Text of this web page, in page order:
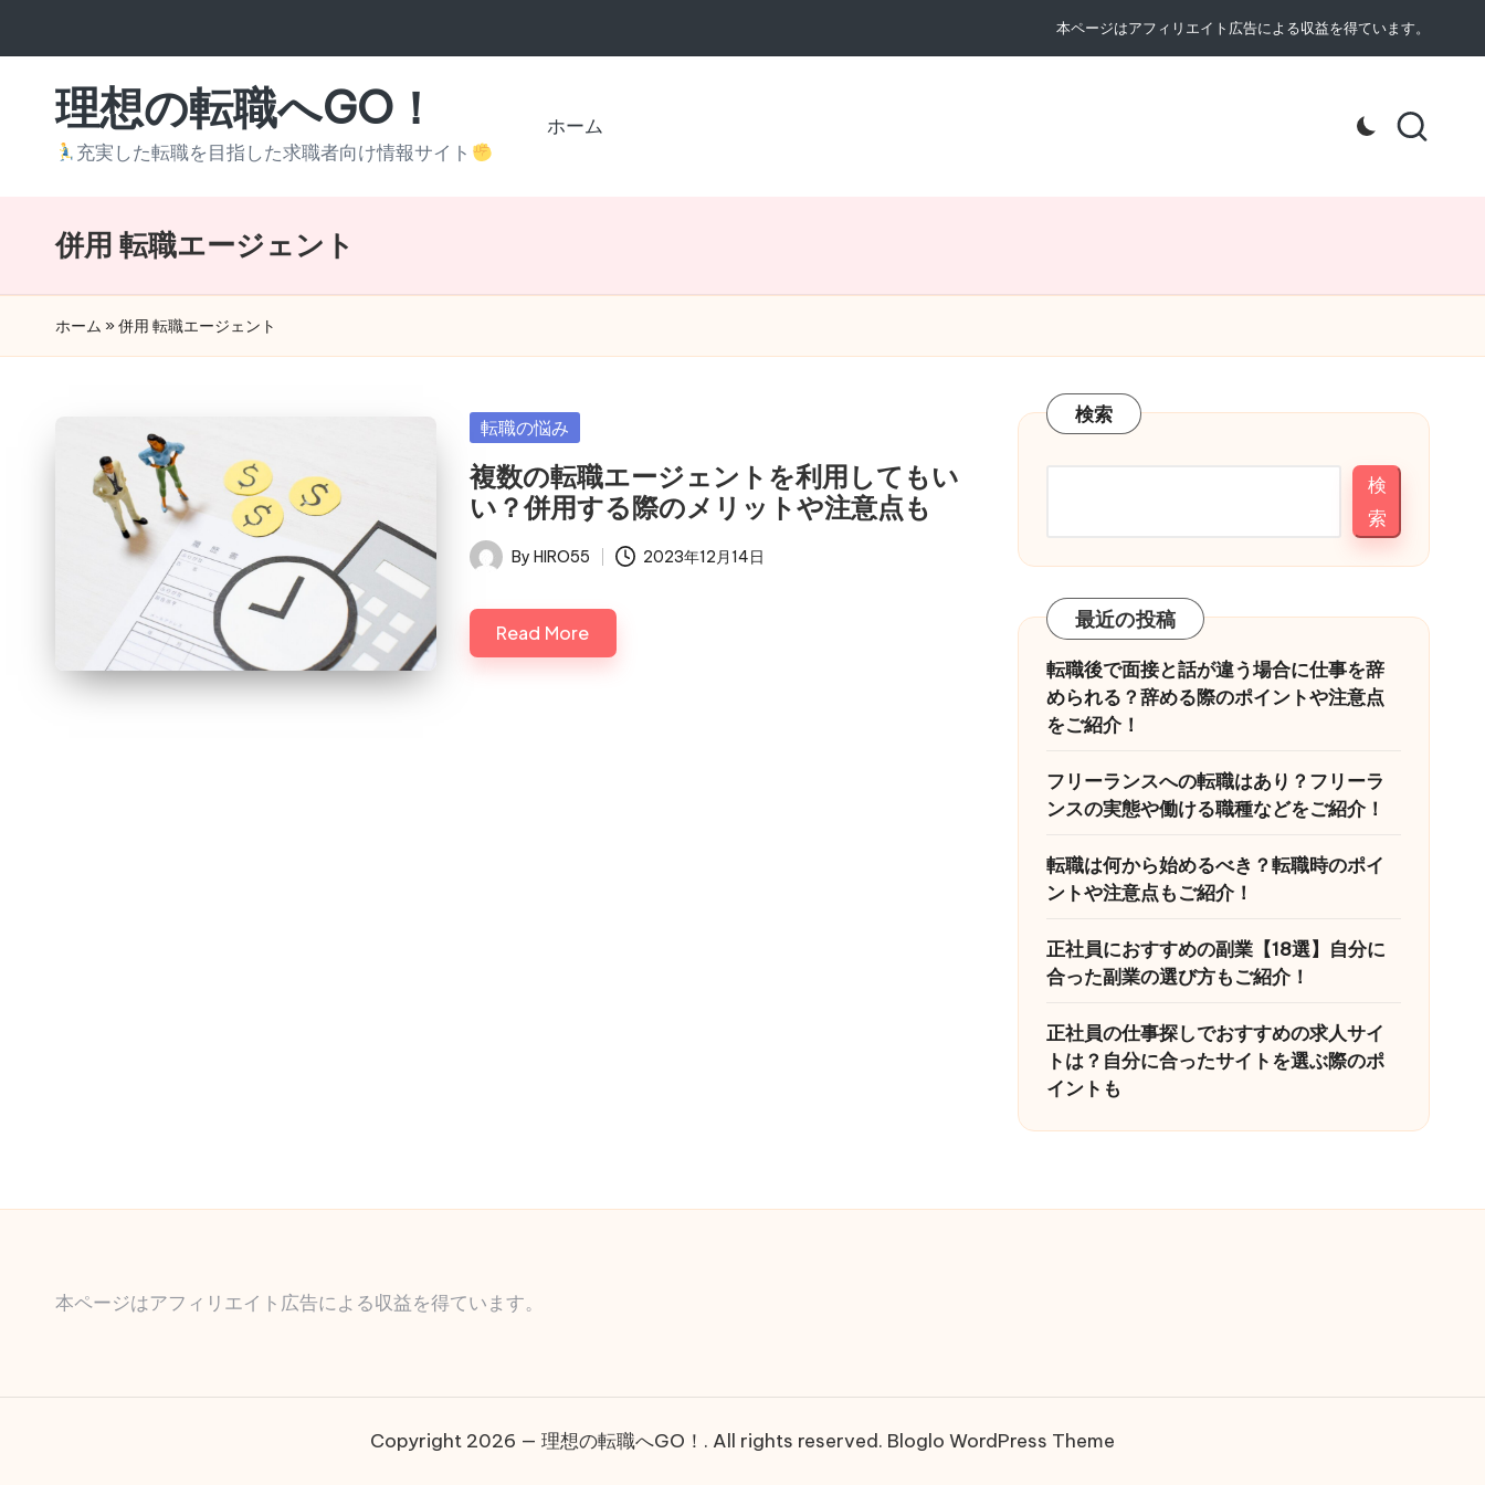
Skip
content
本ページはアフィリエイト広告による収益を得ています。
理想の転職へGO！
充実した転職を目指した求職者向け情報サイト
ホーム
併用 転職エージェント
ホーム » 併用 転職エージェント
Posted
in
転職の悩み
複数の転職エージェントを利用してもい
い？併用する際のメリットや注意点も
Posted
By HIRO55 2023年12月14日
Read More
検索
検
索
最近の投稿
転職後で面接と話が違う場合に仕事を辞
められる？辞める際のポイントや注意点
をご紹介！
フリーランスへの転職はあり？フリーラ
ンスの実態や働ける職種などをご紹介！
転職は何から始めるべき？転職時のポイ
ントや注意点もご紹介！
正社員におすすめの副業【18選】自分に
合った副業の選び方もご紹介！
正社員の仕事探しでおすすめの求人サイ
トは？自分に合ったサイトを選ぶ際のポ
イントも
本ページはアフィリエイト広告による収益を得ています。
Copyright 2026 — 理想の転職へGO！. All rights reserved. Bloglo WordPress Theme